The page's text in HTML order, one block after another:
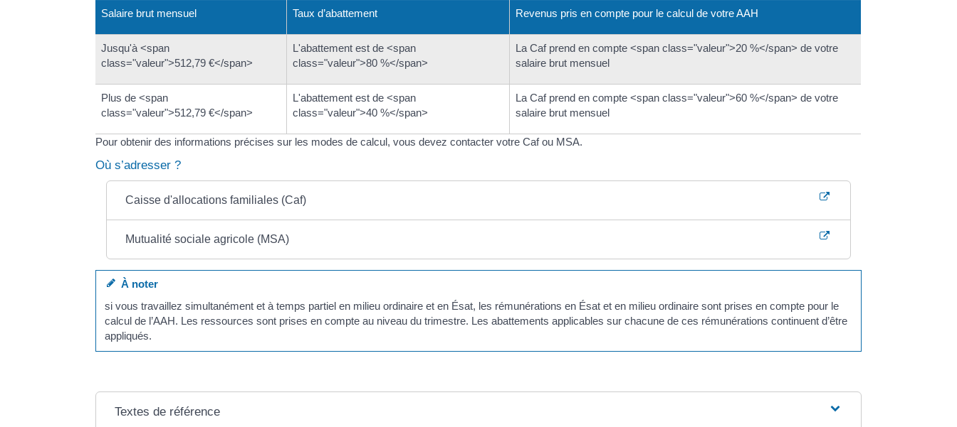
Salaire brut mensuel Taux d’abattement Revenus pris en compte pour le calcul de votre AAH
Jusqu'à <span
class="valeur">512,79 €</span>
L'abattement est de <span
class="valeur">80 %</span>
La Caf prend en compte <span class="valeur">20 %</span> de votre
salaire brut mensuel
Plus de <span
class="valeur">512,79 €</span>
L'abattement est de <span
class="valeur">40 %</span>
La Caf prend en compte <span class="valeur">60 %</span> de votre
salaire brut mensuel
Pour obtenir des informations précises sur les modes de calcul, vous devez contacter votre Caf ou MSA.
Où s’adresser ?
Caisse d'allocations familiales (Caf)
Mutualité sociale agricole (MSA)
À noter
si vous travaillez simultanément et à temps partiel en milieu ordinaire et en Ésat, les rémunérations en Ésat et en milieu ordinaire sont prises en compte pour le
calcul de l’AAH. Les ressources sont prises en compte au niveau du trimestre. Les abattements applicables sur chacune de ces rémunérations continuent d’être
appliqués.
Textes de référence